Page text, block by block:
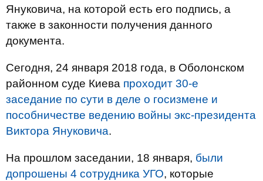
Януковича, на которой есть его подпись, а
также в законности получения данного
документа.
Сегодня, 24 января 2018 года, в Оболонском
районном суде Киева проходит 30-е
заседание по сути в деле о госизмене и
пособничестве ведению войны экс-президента
Виктора Януковича.
На прошлом заседании, 18 января, были
допрошены 4 сотрудника УГО, которые